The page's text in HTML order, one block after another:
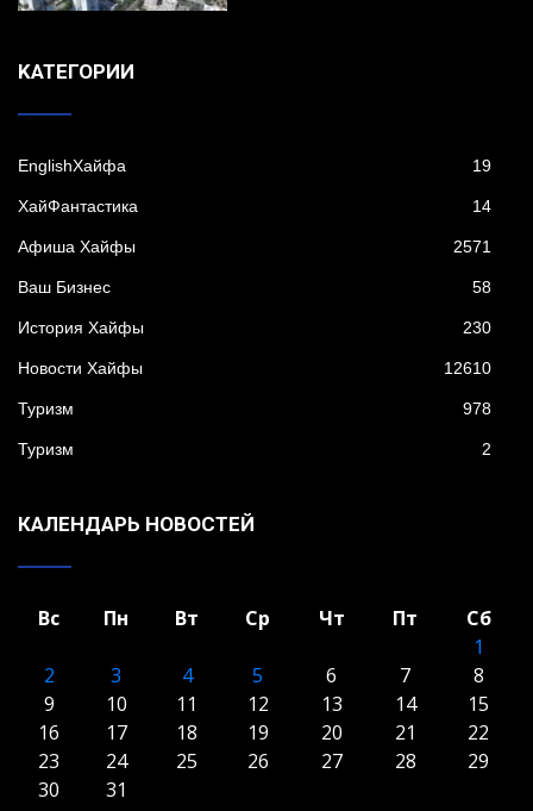
KАТЕГОРИИ
EnglishХайфа 19
XайФантастика 14
Афиша Хайфы 2571
Ваш Бизнес 58
История Хайфы 230
Новости Хайфы 12610
Туризм 978
Туризм 2
КАЛЕНДАРЬ НОВОСТЕЙ
Вс Пн Вт Ср Чт Пт
Сб
1
2
3 4 5 6 7
8
9
10 11 12 13 14
15
16
17 18 19 20 21
22
23
24 25 26 27 28
29
30
31